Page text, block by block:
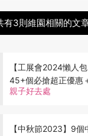
有3則維園相關的文
親子好去處
【工展會2024懶人
45+個必搶超正優惠
免費門票
【中秋節2023】9